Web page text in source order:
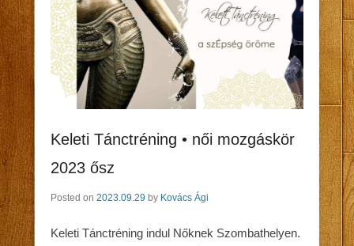
Keleti Tánctréning • női mozgáskör
2023 ősz
Posted on 2023.09.29 by Kovács Ági
Keleti Tánctréning indul Nőknek Szombathelyen.